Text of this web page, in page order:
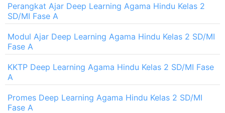
Perangkat Ajar Deep Learning Agama Hindu Kelas 2
SD/MI Fase A
Modul Ajar Deep Learning Agama Hindu Kelas 2 SD/MI
Fase A
KKTP Deep Learning Agama Hindu Kelas 2 SD/MI Fase
A
Promes Deep Learning Agama Hindu Kelas 2 SD/MI
Fase A